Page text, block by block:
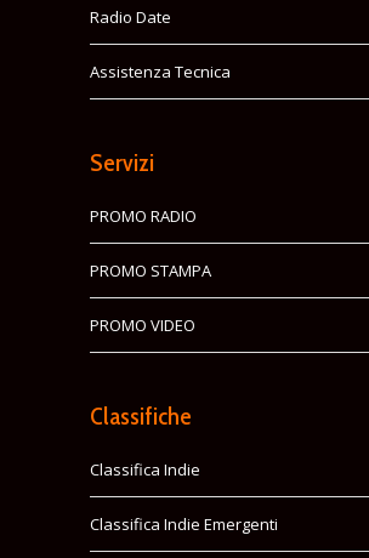
Radio Date
Assistenza Tecnica
Servizi
PROMO RADIO
PROMO STAMPA
PROMO VIDEO
Classifiche
Classifica Indie
Classifica Indie Emergenti